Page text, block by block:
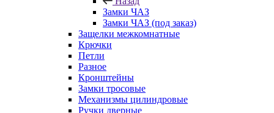
Замки ЧАЗ
Замки ЧАЗ (под заказ)
Защелки межкомнатные
Крючки
Петли
Разное
Кронштейны
Замки тросовые
Механизмы цилиндровые
Ручки дверные